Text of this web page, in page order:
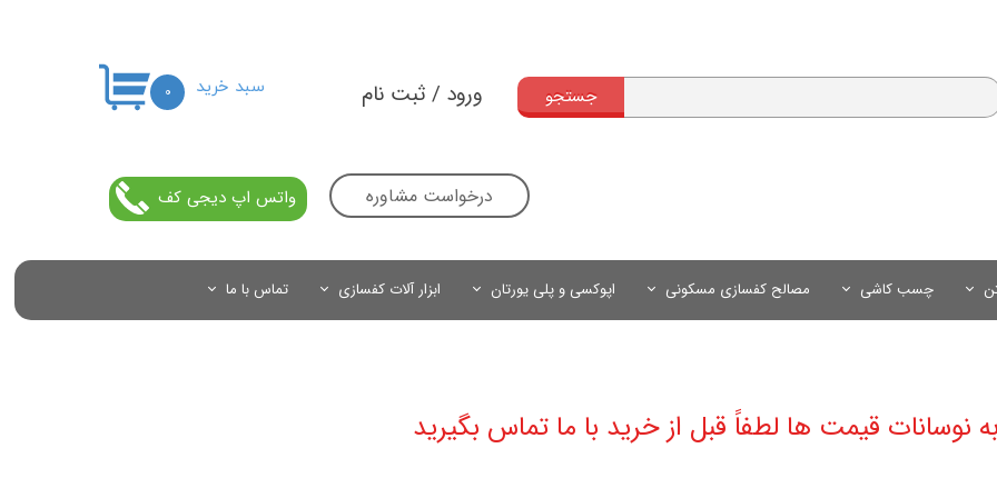
ورود / ثبت نام
تغییر گذر واژه
سفارشات
خروج از حساب کاربری
جستجو
چسب کاشی مصالح کفسازی مسکونی اپوکسی و پلی یورتان ابزار آلات کفسازی تماس با ما
۰ سبد خرید
درخواست مشاوره واتس اپ دیجی کف
نوسانات قیمت ها لطفاً قبل از خرید با ما تماس بگیرید